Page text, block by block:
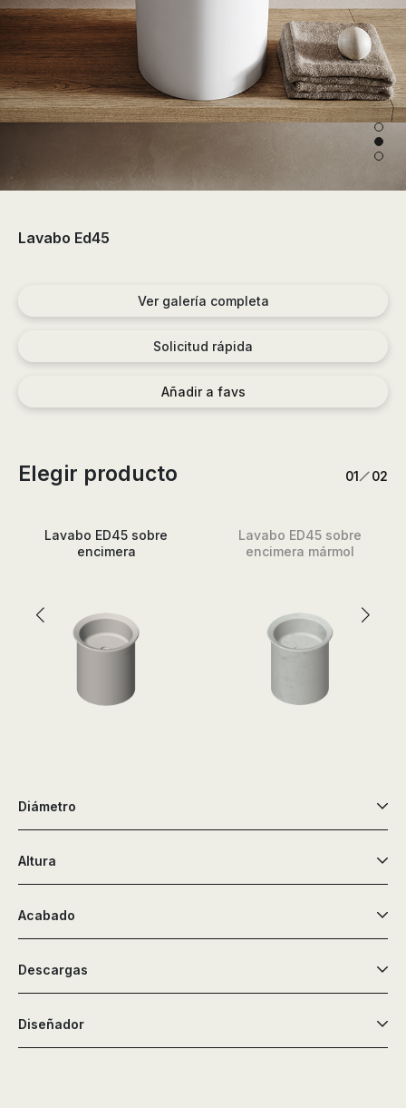
accesorios…
Lavabo Ed45
Ver galería completa
Solicitud rápida
Añadir a favs
Elegir producto 1/ 2
Lavabo ED45 sobre
encimera
Lavabo ED45 sobre
encimera mármol
Diámetro
Altura
Acabado
Descargas
Diseñador